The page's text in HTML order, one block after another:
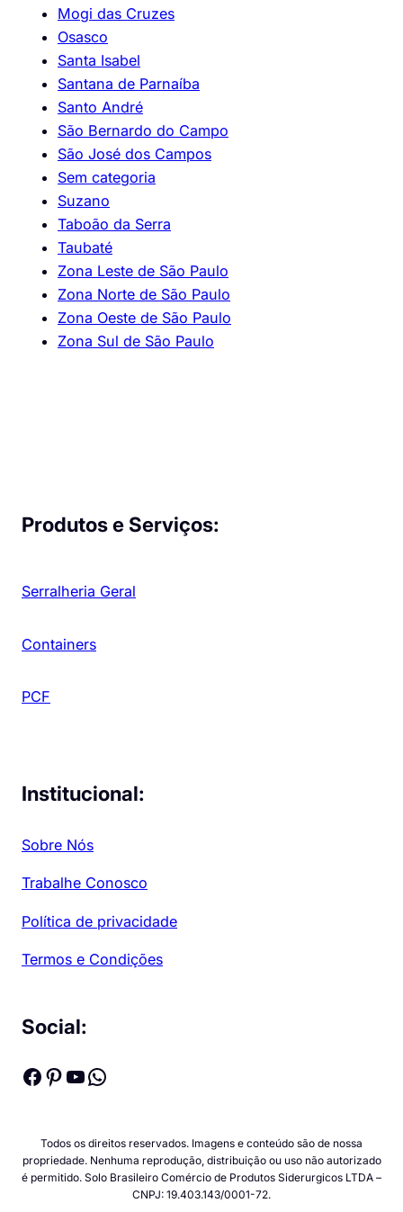
Mogi das Cruzes
Osasco
Santa Isabel
Santana de Parnaíba
Santo André
São Bernardo do Campo
São José dos Campos
Sem categoria
Suzano
Taboão da Serra
Taubaté
Zona Leste de São Paulo
Zona Norte de São Paulo
Zona Oeste de São Paulo
Zona Sul de São Paulo
Produtos e Serviços:
Serralheria Geral
Containers
PCF
Institucional:
Sobre Nós
Trabalhe Conosco
Política de privacidade
Termos e Condições
Social:
Facebook Pinterest Youtube WhatsApp
Todos os direitos reservados. Imagens e conteúdo são de nossa
propriedade. Nenhuma reprodução, distribuição ou uso não autorizado
é permitido. Solo Brasileiro Comércio de Produtos Siderurgicos LTDA –
CNPJ: 19.403.143/0001-72.